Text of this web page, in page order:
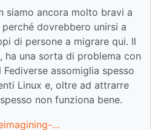
siamo ancora molto bravi a
dovrebbero unirsi a
di persone a migrare qui. Il
ha una sorta di problema con
Fediverse assomiglia spesso
Linux e, oltre ad attrarre
non funziona bene.
…